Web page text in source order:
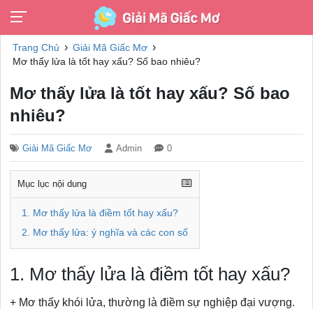
Trang Chủ › Giải Mã Giấc Mơ ›
Mơ thấy lửa là tốt hay xấu? Số bao nhiêu?
Mơ thấy lửa là tốt hay xấu? Số bao
nhiêu?
Giải Mã Giấc Mơ Admin 0
Mục lục nội dung
1. Mơ thấy lửa là điềm tốt hay xấu?
2. Mơ thấy lửa: ý nghĩa và các con số
1. Mơ thấy lửa là điềm tốt hay xấu?
+ Mơ thấy khói lửa, thường là điềm sự nghiệp đại vượng.